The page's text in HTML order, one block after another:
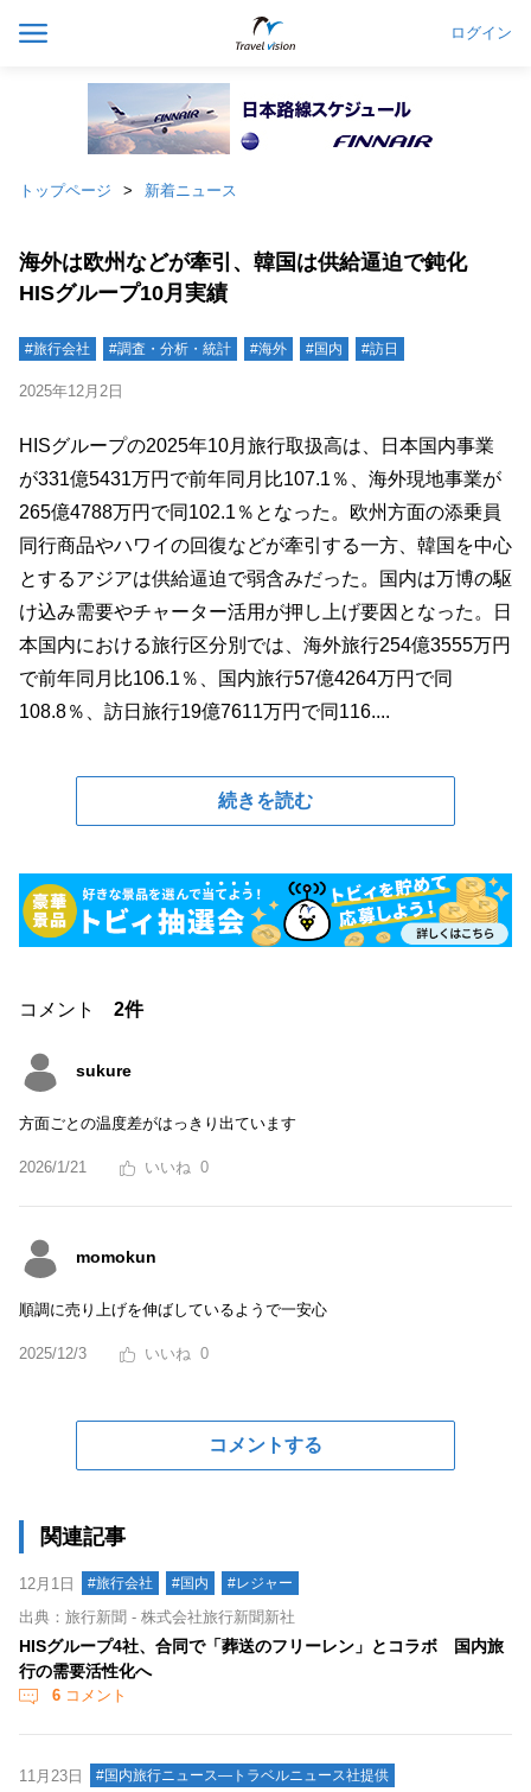
ログイン
トップページ 新着ニュース
海外は欧州などが牽引、韓国は供給逼迫で鈍化
HISグループ10月実績
#旅行会社 #調査・分析・統計 #海外 #国内 #訪日
2025年12月2日
HISグループの2025年10月旅行取扱高は、日本国内事業
が331億5431万円で前年同月比107.1％、海外現地事業が
265億4788万円で同102.1％となった。欧州方面の添乗員
同行商品やハワイの回復などが牽引する一方、韓国を中心
とするアジアは供給逼迫で弱含みだった。国内は万博の駆
け込み需要やチャーター活用が押し上げ要因となった。日
本国内における旅行区分別では、海外旅行254億3555万円
で前年同月比106.1％、国内旅行57億4264万円で同
108.8％、訪日旅行19億7611万円で同116....
続きを読む
コメント 2件
sukure
方面ごとの温度差がはっきり出ています
2026/1/21 0
momokun
順調に売り上げを伸ばしているようで一安心
2025/12/3 0
コメントする
関連記事
12月1日 #旅行会社 #国内 #レジャー
出典：旅行新聞 - 株式会社旅行新聞新社
HISグループ4社、合同で「葬送のフリーレン」とコラボ 国内旅
行の需要活性化へ
6 コメント
11月23日 #国内旅行ニュース―トラベルニュース社提供